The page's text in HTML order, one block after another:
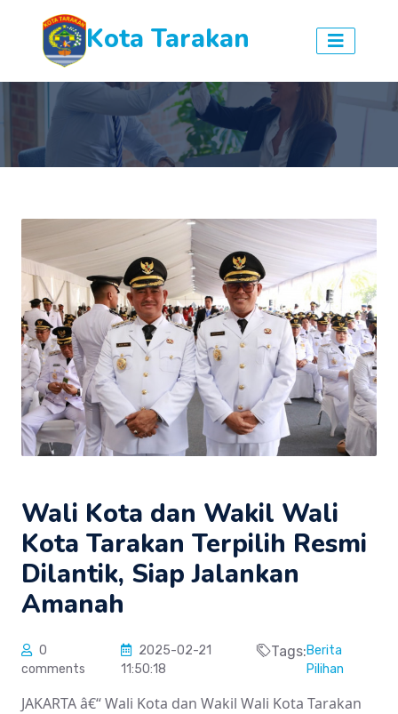
Kota Tarakan
Wali Kota dan Wakil Wali
Kota Tarakan Terpilih Resmi
Dilantik, Siap Jalankan
Amanah
0
comments
2025-02-21
11:50:18
Tags:Berita
Pilihan
JAKARTA â€“ Wali Kota dan Wakil Wali Kota Tarakan